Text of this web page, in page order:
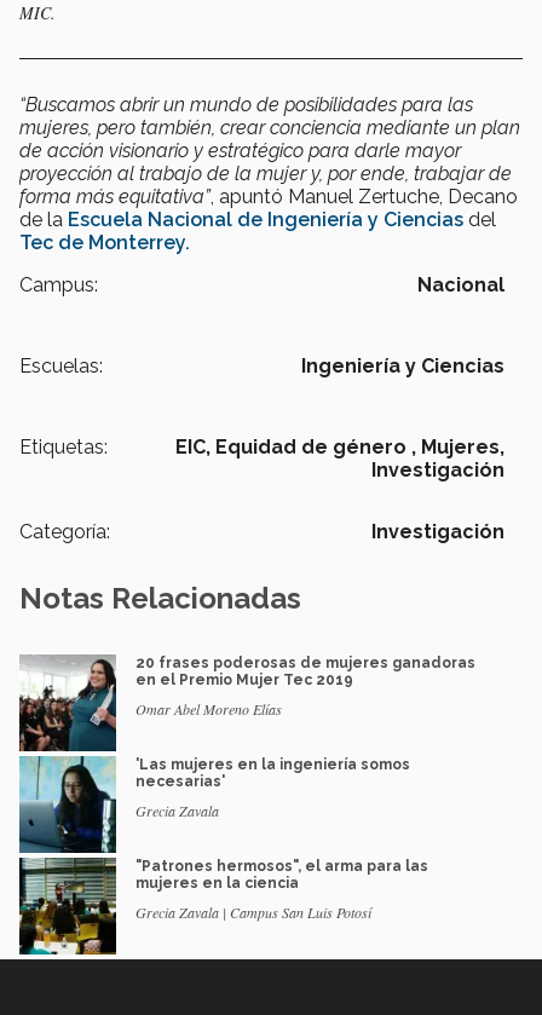
MIC.
“Buscamos abrir un mundo de posibilidades para las
mujeres, pero también, crear conciencia mediante un plan
de acción visionario y estratégico para darle mayor
proyección al trabajo de la mujer y, por ende, trabajar de
forma más equitativa”, apuntó Manuel Zertuche, Decano
de la Escuela Nacional de Ingeniería y Ciencias del
Tec de Monterrey.
Campus:
Nacional
Escuelas: Ingeniería y Ciencias
Etiquetas: EIC, Equidad de género , Mujeres,
Investigación
Categoría: Investigación
Notas Relacionadas
20 frases poderosas de mujeres ganadoras
en el Premio Mujer Tec 2019
Omar Abel Moreno Elías
'Las mujeres en la ingeniería somos
necesarias'
Grecia Zavala
"Patrones hermosos", el arma para las
mujeres en la ciencia
Grecia Zavala | Campus San Luis Potosí